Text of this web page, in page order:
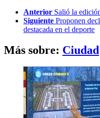
Anterior Salió la
Siguiente Proponen
destacada en el deporte
Más sobre: Ciudad